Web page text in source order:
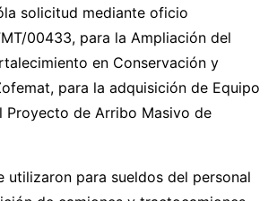
solicitud mediante oficio
00433, para la Ampliación del
en Conservación y
para la adquisición de Equipo
Proyecto de Arribo Masivo de
utilizaron para sueldos del personal